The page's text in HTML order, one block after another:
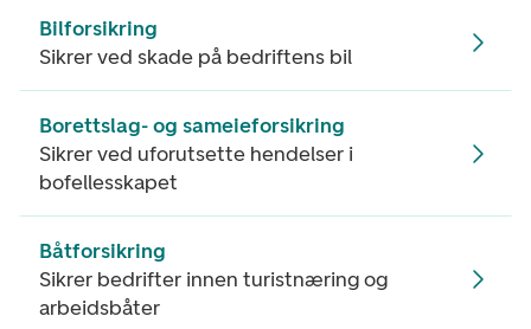
Bilforsikring
Sikrer ved skade på bedriftens bil
Borettslag- og sameieforsikring
Sikrer ved uforutsette hendelser i
bofellesskapet
Båtforsikring
Sikrer bedrifter innen turistnæring og
arbeidsbåter